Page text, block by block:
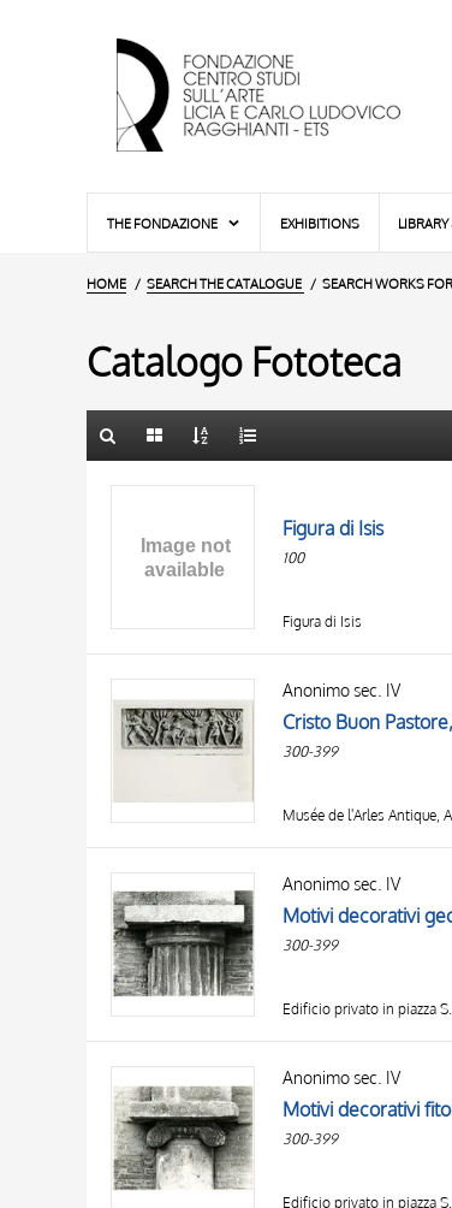
THE FONDAZIONE EXHIBITIONS
HOME SEARCH THE CATALOGUE SEARCH WORKS FOR
Catalogo Fototeca
OBJECT
LOCATION
10 RESULTS
20 RESULTSFigura di Isis
100
Figura di Isis
Anonimo sec. IV
Cristo Buon
300-399
Musée de l'Arles Antique,
Anonimo sec. IV
Motivi decorativi
300-399
Edificio privato in piazza
Anonimo sec. IV
Motivi decorativi
300-399
Edificio privato in piazza